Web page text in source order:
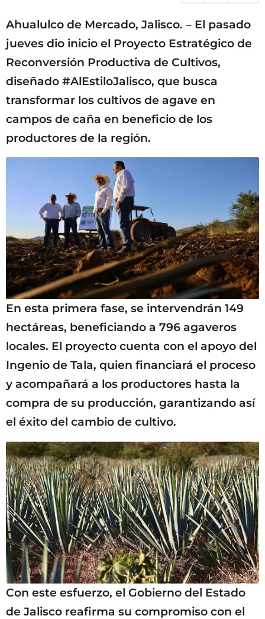
Ahualulco de Mercado, Jalisco. – El pasado
jueves dio inicio el Proyecto Estratégico de
Reconversión Productiva de Cultivos,
diseñado #AlEstiloJalisco, que busca
transformar los cultivos de agave en
campos de caña en beneficio de los
productores de la región.
En esta primera fase, se intervendrán 149
hectáreas, beneficiando a 796 agaveros
locales. El proyecto cuenta con el apoyo del
Ingenio de Tala, quien financiará el proceso
y acompañará a los productores hasta la
compra de su producción, garantizando así
el éxito del cambio de cultivo.
Con este esfuerzo, el Gobierno del Estado
de Jalisco reafirma su compromiso con el